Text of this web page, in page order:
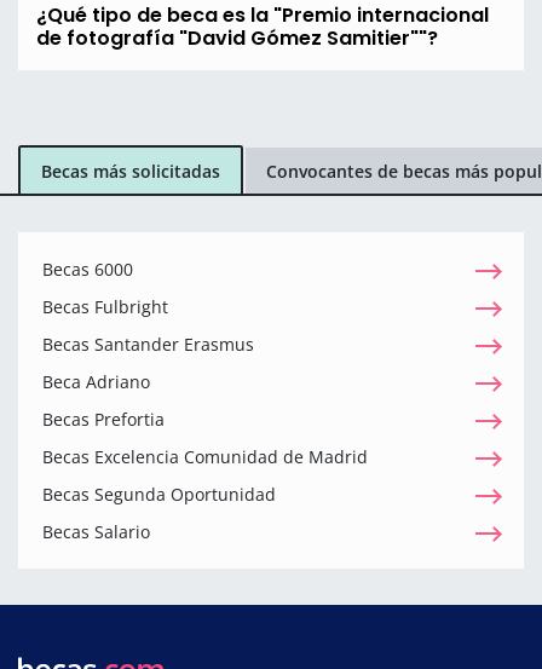
¿Qué tipo de beca es la "Premio internacional
de fotografía "David Gómez Samitier""?
Becas más solicitadas Convocantes de becas más
Becas 6000
Becas Fulbright
Becas Santander Erasmus
Beca Adriano
Becas Prefortia
Becas Excelencia Comunidad de Madrid
Becas Segunda Oportunidad
Becas Salario